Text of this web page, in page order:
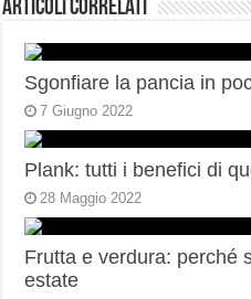
Articoli correlati
Sgonfiare la pancia in
7 Giugno 2022
Plank: tutti i benefici di
28 Maggio 2022
Frutta e verdura: perché
estate